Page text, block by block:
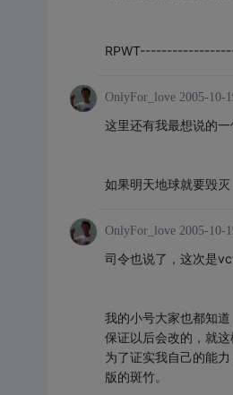
OnlyFor_love 2005-10-
这里还有我最想说的一
如果明天地球就要毁
OnlyFor_love 2005-10-
司令也说了，这次是
我的小号大家也都知
保证以后会改的，就这
为了证实我自己的能
版的斑竹。